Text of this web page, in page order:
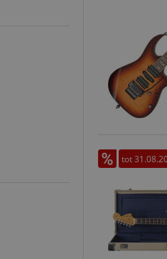
tot
connectedAuth
session-token
sid_key
Naam
FPID
language
Naam